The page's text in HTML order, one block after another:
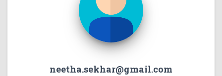
neetha.sekhar@gmail.com